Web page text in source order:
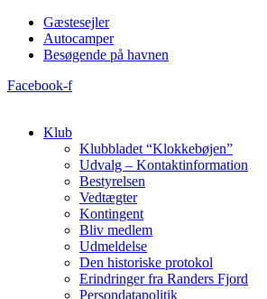
Videre
indhold
Gæstesejler
Autocamper
Besøgende på havnen
Facebook-f
Klub
Klubbladet “Klokkebøjen”
Udvalg – Kontaktinformation
Bestyrelsen
Vedtægter
Kontingent
Bliv medlem
Udmeldelse
Den historiske protokol
Erindringer fra Randers Fjord
Persondatapolitik